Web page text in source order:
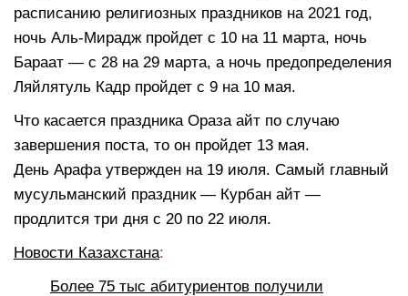
расписанию религиозных праздников на 2021 год,
ночь Аль-Мирадж пройдет с 10 на 11 марта, ночь
Бараат — с 28 на 29 марта, а ночь предопределения
Ляйлятуль Кадр пройдет с 9 на 10 мая.
Что касается праздника Ораза айт по случаю
завершения поста, то он пройдет 13 мая.
День Арафа утвержден на 19 июля. Самый главный
мусульманский праздник — Курбан айт —
продлится три дня с 20 по 22 июля.
Новости Казахстана:
Более 75 тыс абитуриентов получили